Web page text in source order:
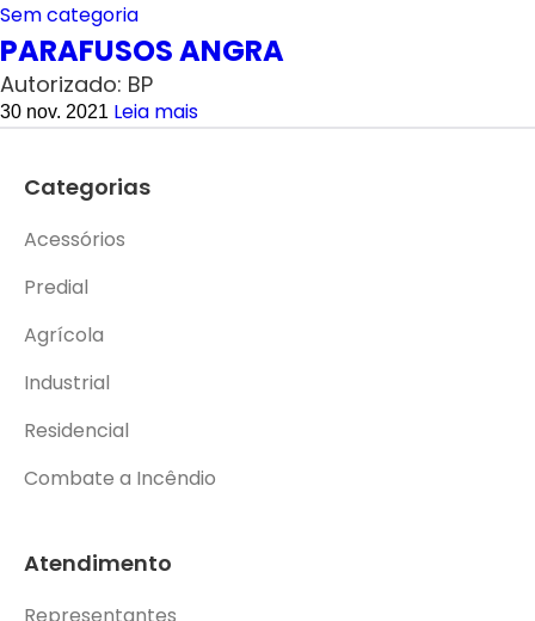
Sem categoria
PARAFUSOS ANGRA
Autorizado: BP
30 nov. 2021 Leia mais
Categorias
Acessórios
Predial
Agrícola
Industrial
Residencial
Combate a Incêndio
Atendimento